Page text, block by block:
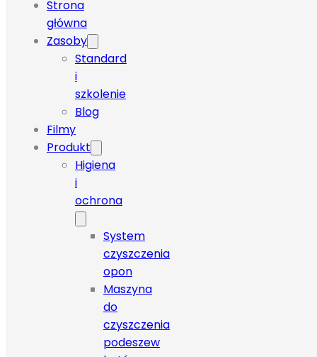
Strona
główna
Zasoby
Standard
i
szkolenie
Blog
Filmy
Produkt
Higiena
i
ochrona
System
czyszczenia
opon
Maszyna
do
czyszczenia
podeszew